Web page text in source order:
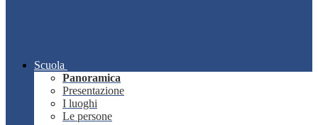
Scuola
Panoramica
Presentazione
I luoghi
Le persone